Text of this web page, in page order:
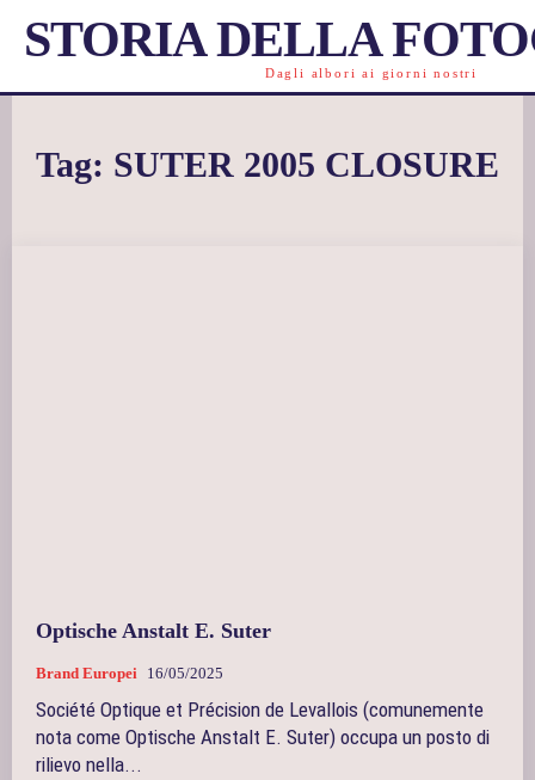
STORIA DELLA
Dagli albori ai giorni nostri
Tag: SUTER 2005 CLOSURE
Optische Anstalt E. Suter
Brand Europei 16/05/2025
Société Optique et Précision de Levallois (comunemente
nota come Optische Anstalt E. Suter) occupa un posto di
rilievo nella...